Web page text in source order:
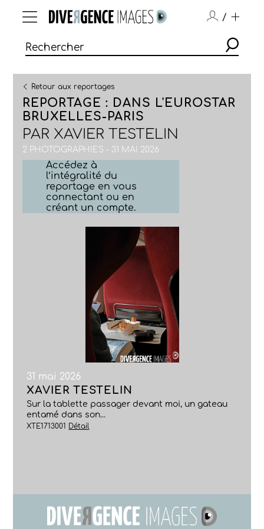
/
Retour aux reportages
REPORTAGE : DANS L'EUROSTAR
BRUXELLES-PARIS
PAR XAVIER TESTELIN
2 PHOTOGRAPHIES - 31 MAI 2026
Accédez à
l’intégralité du
reportage en vous
connectant ou en
créant un compte.
31 mai 2026
XAVIER TESTELIN
Sur la tablette passager devant moi, un gateau
entamé dans son...
XTE1713001 Détail